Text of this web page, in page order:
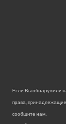
Если Вы обнаружили
права,
сообщите нам.